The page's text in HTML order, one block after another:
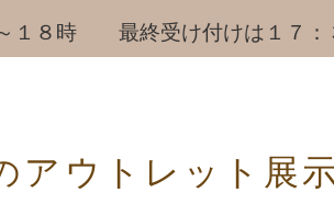
１８時 最終受け付けは１７：
アウトレット展